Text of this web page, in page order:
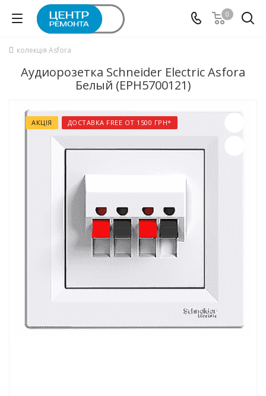
0
колекція Asfora
Аудиорозетка Schneider Electric Asfora
Белый (EPH5700121)
АКЦІЯ ДОСТАВКА FREE ОТ 1500 ГРН*